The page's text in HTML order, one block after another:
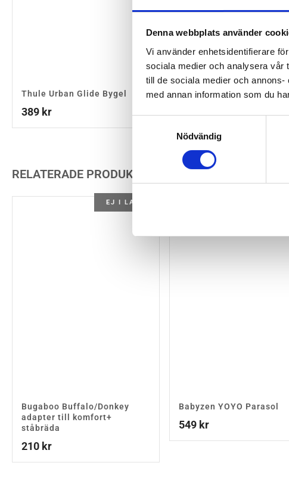
Denna webbplats använder
Vi använder enhetsidentifierare
sociala medier och analysera vår
till de sociala medier och
med annan information som du
Nödvändig
Thule Urban Glide Bygel
389 kr
Thule Urban Glide
RELATERADE PRODUKTER
EJ I LAGER
Bugaboo Buffalo/Donkey
adapter till komfort+
ståbräda
210 kr
Babyzen YOYO Parasol
549 kr